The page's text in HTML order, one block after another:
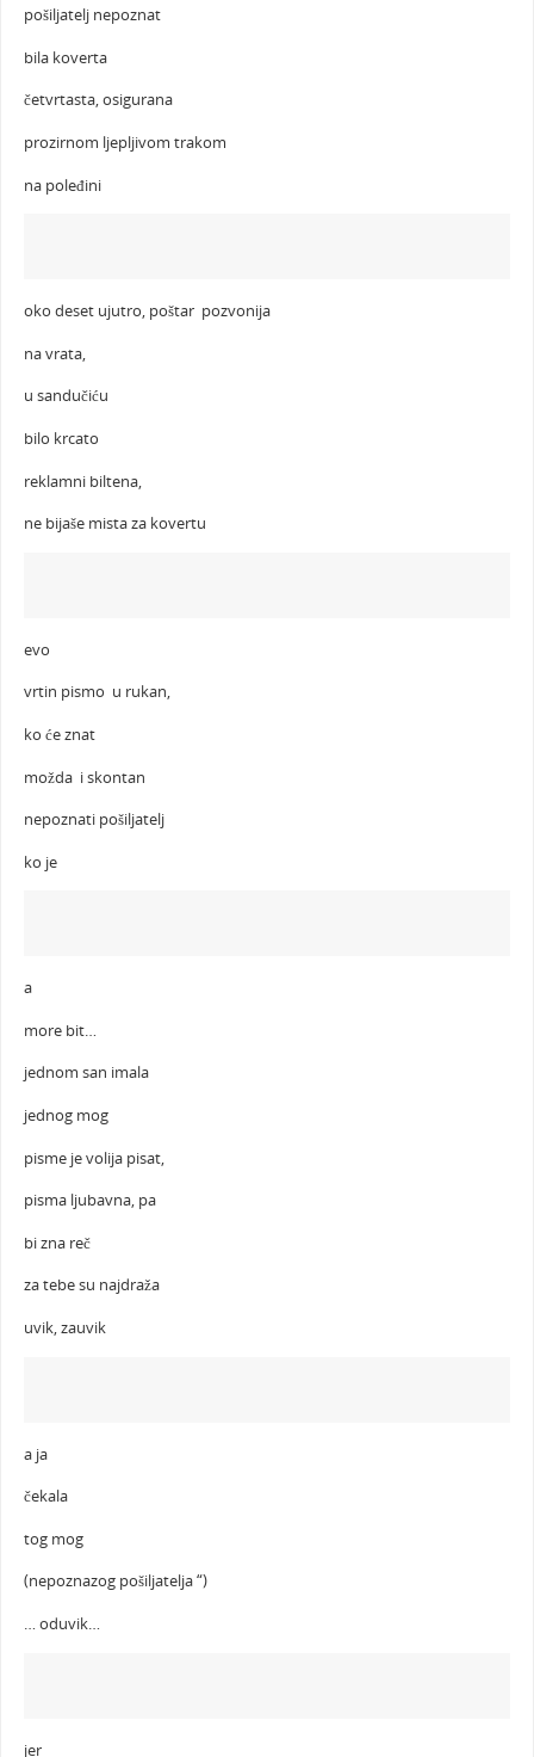
pošiljatelj nepoznat
bila koverta
četvrtasta, osigurana
prozirnom ljepljivom trakom
na poleđini
oko deset ujutro, poštar pozvonija
na vrata,
u sandučiću
bilo krcato
reklamni biltena,
ne bijaše mista za kovertu
evo
vrtin pismo u rukan,
ko će znat
možda i skontan
nepoznati pošiljatelj
ko je
a
more bit…
jednom san imala
jednog mog
pisme je volija pisat,
pisma ljubavna, pa
bi zna reč
za tebe su najdraža
uvik, zauvik
a ja
čekala
tog mog
(nepoznazog pošiljatelja “)
… oduvik…
jer